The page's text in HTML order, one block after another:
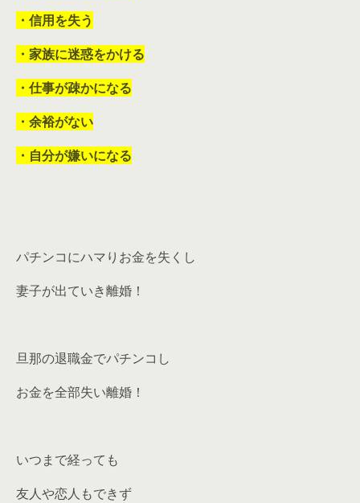
・信用を失う
・家族に迷惑をかける
・仕事が疎かになる
・余裕がない
・自分が嫌いになる
パチンコにハマりお金を失くし
妻子が出ていき離婚！
旦那の退職金でパチンコし
お金を全部失い離婚！
いつまで経っても
友人や恋人もできず